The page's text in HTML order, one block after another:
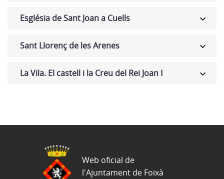
Església de Sant Joan a Cuells
Sant Llorenç de les Arenes
La Vila. El castell i la Creu del Rei Joan I
Web oficial de
l'Ajuntament de Foixà